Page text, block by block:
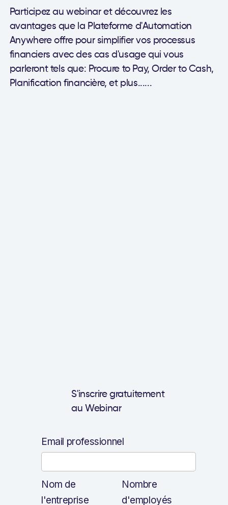
Participez au webinar et découvrez les
avantages que la Plateforme d'Automation
Anywhere offre pour simplifier vos processus
financiers avec des cas d'usage qui vous
parleront tels que: Procure to Pay, Order to Cash,
Planification financière, et plus......
S'inscrire gratuitement
au Webinar
Email professionnel
Nom de
l'entreprise
Nombre
d'employés